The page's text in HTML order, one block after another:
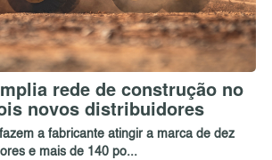
rede de construção no
novos distribuidores
a fabricante atingir a marca de dez
e mais de 140 po...